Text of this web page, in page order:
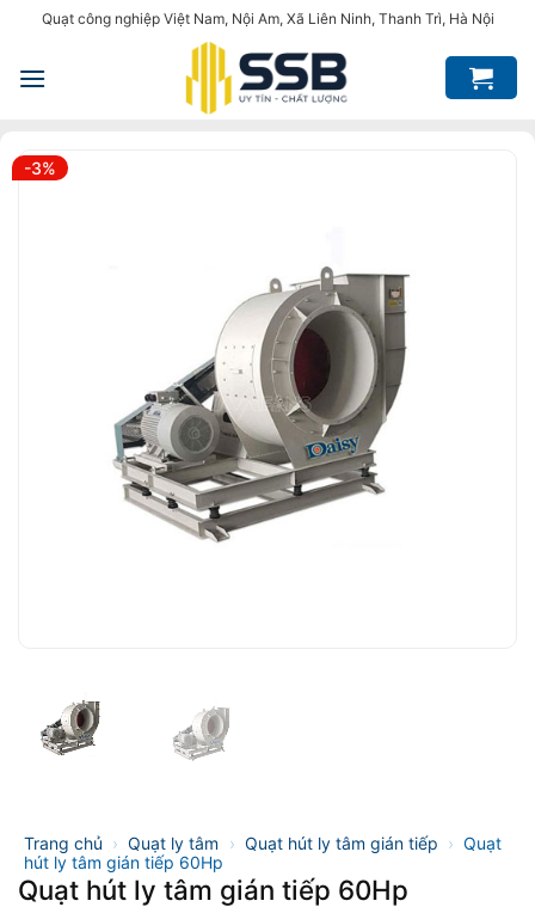
nội
Quạt công nghiệp Việt Nam, Nội Am, Xã Liên Ninh, Thanh Trì, Hà Nội
-3%
Trang chủ › Quạt ly tâm › Quạt hút ly tâm gián tiếp › Quạt
hút ly tâm gián tiếp 60Hp
Quạt hút ly tâm gián tiếp 60Hp